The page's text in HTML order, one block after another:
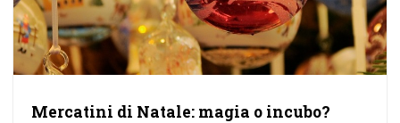
Mercatini di Natale: magia o incubo?